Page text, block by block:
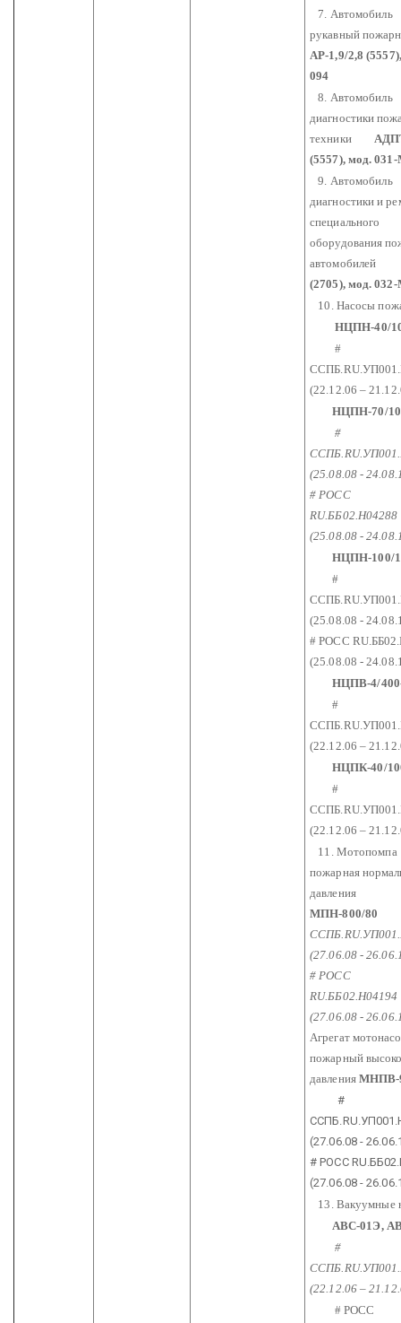
7. Автомобиль
рукавный
АР-1,9/2,8
094
8. Автомобиль
диагностики
техники
(5557), мод.
9. Автомобиль
диагностики и
специального
оборудования
автомобилей
(2705), мод.
10. Насосы
НЦПН-40/
#
(22.12.06 –
НЦПН-70/
#
(25.08.08 -
# РОСС
RU.ББ02.Н04288
(25.08.08 -
НЦПН-100/
#
(25.08.08 -
# РОСС
(25.08.08 -
НЦПВ-4/
#
(22.12.06 –
НЦПК-40/
#
(22.12.06 –
11. Мотопомпа
пожарная
давления
МПН-800/80
(27.06.08 -
# РОСС
RU.ББ02.Н04194
(27.06.08 -
Агрегат
пожарный
давления МНПВ-
#
(27.06.08 -
# РОСС
(27.06.08 -
13. Вакуумные
АВС-01Э,
#
(22.12.06 –
# РОСС